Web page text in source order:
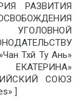
РАЗВИТИЯ
Тхй Ту Ань»
СОЮЗ
]